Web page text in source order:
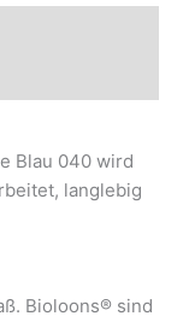
Blau 040 wird
langlebig
Bioloons® sind